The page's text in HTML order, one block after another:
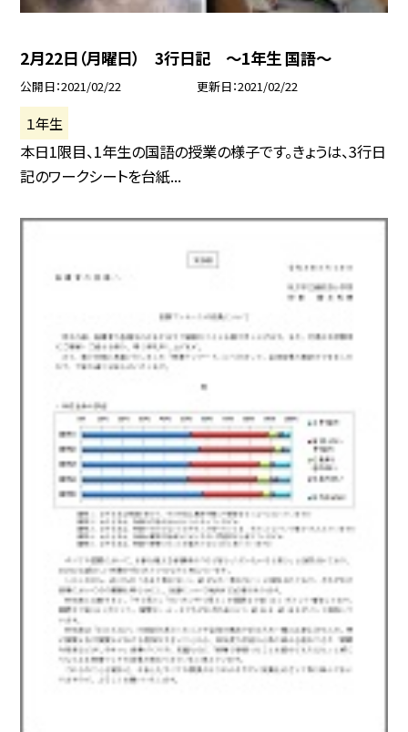
2月22日（月曜日） 3行日記 〜1年生 国語〜
公開日 2021/02/22 更新日 2021/02/22
１年生
本日1限目、1年生の国語の授業の様子です。きょうは、3行日
記のワークシートを台紙...